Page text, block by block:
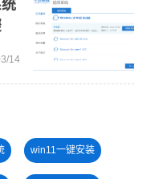
14
win11一键安装